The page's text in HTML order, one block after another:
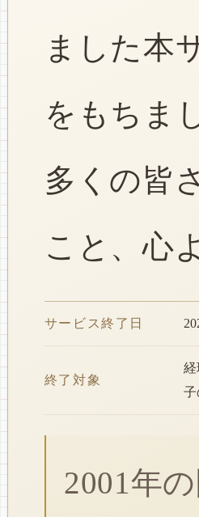
ました本
をもちま
多くの皆
こと、心
サービス終了日
終了対象
経
子
2001年